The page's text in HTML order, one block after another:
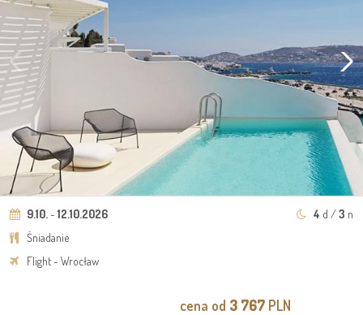
9.10.-12.10.2026 4 d /3 n
Śniadanie
Flight - Wrocław
cena od 3 767 PLN